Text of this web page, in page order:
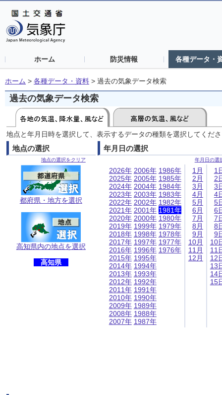
ホーム 防災情報 各種データ・
ホーム > 各種データ・資料 > 過去の気象データ検索
過去の気象データ検索
地点と年月日時を選択して、表示するデータの種類を選択してくだ
地点の選択
地点の選択をクリア
都府県・地方を選択
高知県内の地点を選択
高知県
年月日の選択
年月日の選
2026年
2025年
2024年
2023年
2022年
2021年
2020年
2019年
2018年
2017年
2016年
2015年
2014年
2013年
2012年
2011年
2010年
2009年
2008年
2007年
2006年
2005年
2004年
2003年
2002年
2001年
2000年
1999年
1998年
1997年
1996年
1995年
1994年
1993年
1992年
1991年
1990年
1989年
1988年
1987年
1986年
1985年
1984年
1983年
1982年
1981年
1980年
1979年
1978年
1977年
1976年
1月
2月
3月
4月
5月
6月
7月
8月
9月
10月
11月
12月
1
2
3
4
5
6
7
8
9
10
11
12
13
14
15